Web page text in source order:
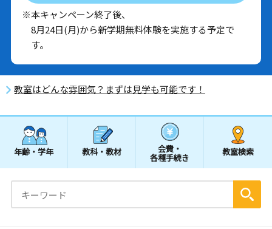
※本キャンペーン終了後、
8月24日(月)から新学期無料体験を実施する予定で
す。
教室はどんな雰囲気？まずは見学も可能です！
年齢・学年 教科・教材 会費・
各種手続き
教室検索